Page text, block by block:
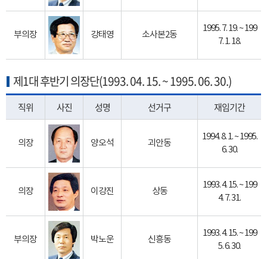
부의장 강태영 소사본2동
1995. 7. 19. ~ 199
7. 1. 18.
제1대 후반기 의장단(1993. 04. 15. ~ 1995. 06. 30.)
직위 사진 성명 선거구 재임기간
의장 양오석 괴안동
1994. 8. 1. ~ 1995.
6. 30.
의장 이강진 상동
1993. 4. 15. ~ 199
4. 7. 31.
부의장 박노운 신흥동
1993. 4. 15. ~ 199
5. 6. 30.